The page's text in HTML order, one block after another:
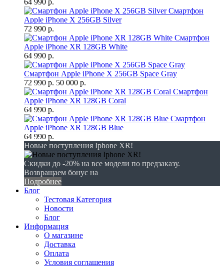
64 990 р.
Смартфон
Apple iPhone X 256GB Silver
72 990 р.
Смартфон
Apple iPhone XR 128GB White
64 990 р.
Смартфон Apple iPhone X 256GB Space Gray
72 990 р. 50 000 р.
Смартфон
Apple iPhone XR 128GB Coral
64 990 р.
Смартфон
Apple iPhone XR 128GB Blue
64 990 р.
Новые поступления Iphone XR!
Скидки до -20% на все модели по предзаказу.
Возвращаем бонус на
Подробнее
Блог
Тестовая Категория
Новости
Блог
Информация
О магазине
Доставка
Оплата
Условия соглашения